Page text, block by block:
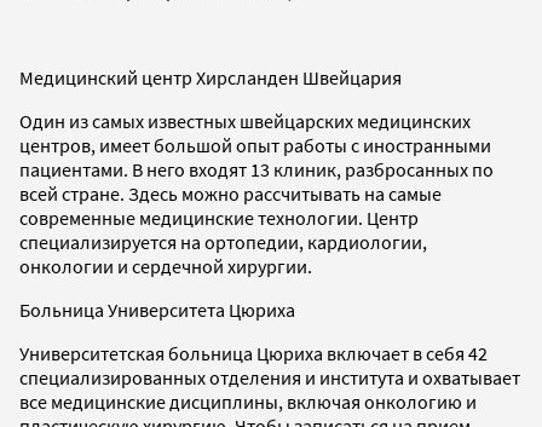
Медицинский центр Хирсланден Швейцария
Один из самых известных швейцарских медицинских
центров, имеет большой опыт работы с иностранными
пациентами. В него входят 13 клиник, разбросанных по
всей стране. Здесь можно рассчитывать на самые
современные медицинские технологии. Центр
специализируется на ортопедии, кардиологии,
онкологии и сердечной хирургии.
Больница Университета Цюриха
Университетская больница Цюриха включает в себя 42
специализированных отделения и института и охватывает
все медицинские дисциплины, включая онкологию и